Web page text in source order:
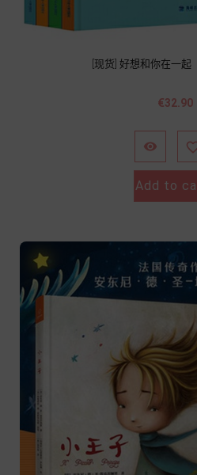
[现货] 好想和你在一起
Price
€32.90

Add to